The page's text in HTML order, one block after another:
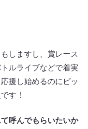
しますし、賞レース
ルライブなどで着実
援し始めるのにピッ
す！
呼んでもらいたいか